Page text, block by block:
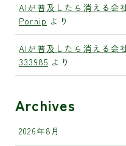
AIが普及したら消える会
Pornip より
AIが普及したら消える会
333985 より
Archives
2026年8月